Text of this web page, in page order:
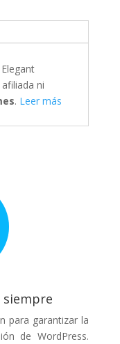
ni
. Leer más
siempre
para garantizar la
de WordPress.